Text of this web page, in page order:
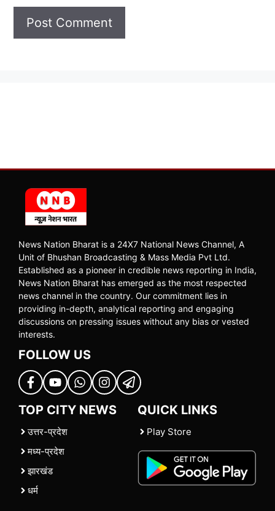
News Nation Bharat is a 24X7 National News Channel, A
Unit of Bhushan Broadcasting & Mass Media Pvt Ltd.
Established as a pioneer in credible news reporting in India,
News Nation Bharat has emerged as the most respected
news channel in the country. Our commitment lies in
providing in-depth, analytical reporting and engaging
discussions on pressing issues without any bias or vested
interests.
FOLLOW US
TOP CITY NEWS
उत्तर-प्रदेश
मध्य-प्रदेश
झारखंड
धर्म
QUICK LINKS
Play Store